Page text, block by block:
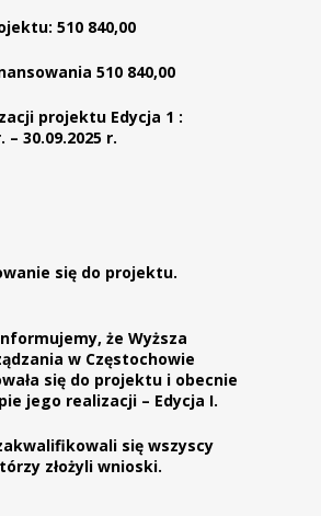
510 840,00
510 840,00
projektu Edycja 1 :
– 30.09.2025 r.
się do projektu.
że Wyższa
w Częstochowie
się do projektu i obecnie
jego realizacji – Edycja I.
się wszyscy
złożyli wnioski.